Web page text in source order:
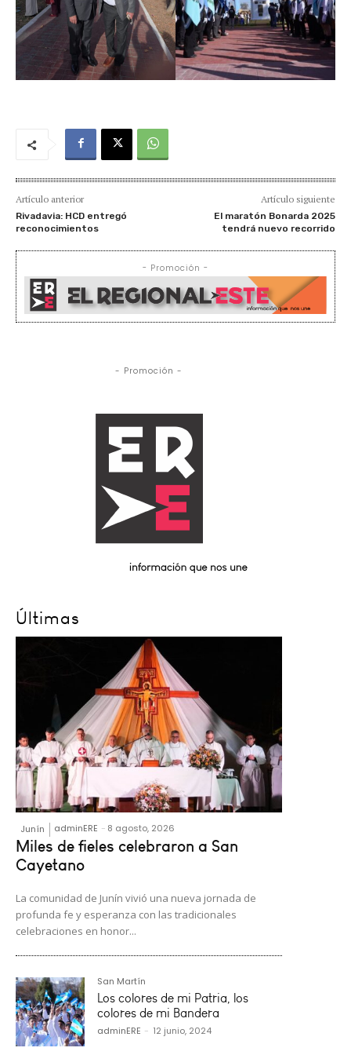
Artículo anterior
Rivadavia: HCD entregó
reconocimientos
Artículo siguiente
El maratón Bonarda 2025
tendrá nuevo recorrido
- Promoción -
- Promoción -
Últimas
Junín adminERE - 8 agosto, 2026
Miles de fieles celebraron a San
Cayetano
La comunidad de Junín vivió una nueva jornada de
profunda fe y esperanza con las tradicionales
celebraciones en honor...
San Martín
Los colores de mi Patria, los
colores de mi Bandera
adminERE - 12 junio, 2024